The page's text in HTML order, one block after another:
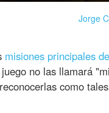
Jorge
misiones principales
no las llamará
como